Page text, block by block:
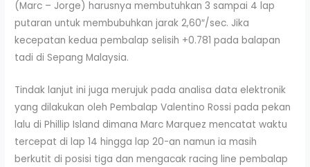
(Marc – Jorge) harusnya membutuhkan 3 sampai 4 lap
putaran untuk membubuhkan jarak 2,60″/sec. Jika
kecepatan kedua pembalap selisih +0.781 pada balapan
tadi di Sepang Malaysia.
Tindak lanjut ini juga merujuk pada analisa data elektronik
yang dilakukan oleh Pembalap Valentino Rossi pada pekan
lalu di Phillip Island dimana Marc Marquez mencatat waktu
tercepat di lap 14 hingga lap 20-an namun ia masih
berkutit di posisi tiga dan mengacak racing line pembalap